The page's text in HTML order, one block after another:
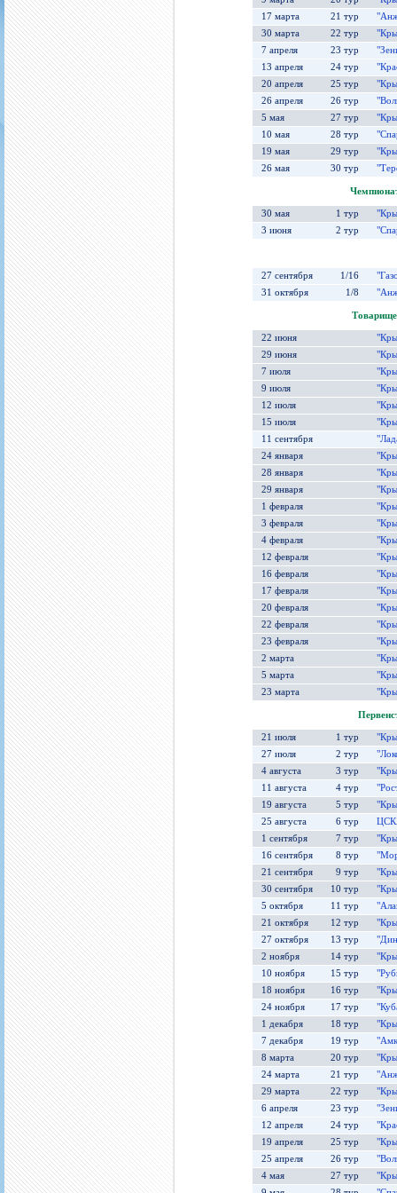
17 марта
21 тур
30 марта
22 тур
7 апреля
23 тур
13 апреля
24 тур
20 апреля
25 тур
26 апреля
26 тур
5 мая
27 тур
10 мая
28 тур
19 мая
29 тур
26 мая
30 тур
30 мая 1 тур
3 июня
2 тур
27 сентября 1/16
31 октября
1/8
22 июня
29 июня
7 июля
9 июля
12 июля
15 июля
11 сентября
24 января
28 января
29 января
1 февраля
3 февраля
4 февраля
12 февраля
16 февраля
17 февраля
20 февраля
22 февраля
23 февраля
2 марта
5 марта
23 марта
21 июля 1 тур
27 июля
2 тур
4 августа
3 тур
11 августа
4 тур
19 августа
5 тур
25 августа
6 тур
1 сентября
7 тур
16 сентября
8 тур
21 сентября
9 тур
30 сентября
10 тур
5 октября
11 тур
21 октября
12 тур
27 октября
13 тур
2 ноября
14 тур
10 ноября
15 тур
18 ноября
16 тур
24 ноября
17 тур
1 декабря
18 тур
7 декабря
19 тур
8 марта
20 тур
24 марта
21 тур
29 марта
22 тур
6 апреля
23 тур
12 апреля
24 тур
19 апреля
25 тур
25 апреля
26 тур
4 мая
27 тур